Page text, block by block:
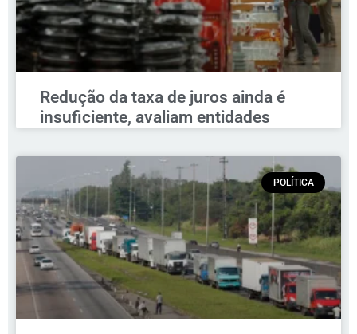
Redução da taxa de juros ainda é
insuficiente, avaliam entidades
POLÍTICA